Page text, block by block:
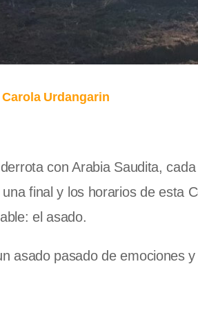
Carola Urdangarin
con Arabia Saudita,
final y los horarios de esta
el asado.
asado pasado de emociones